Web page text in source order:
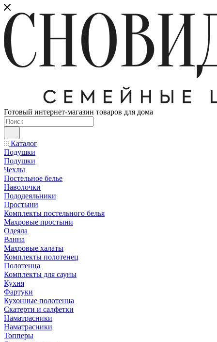
Готовый интернет-магазин товаров для дома
Каталог
Подушки
Подушки
Чехлы
Постельное белье
Наволочки
Пододеяльники
Простыни
Комплекты постельного белья
Махровые простыни
Одеяла
Ванна
Махровые халаты
Комплекты полотенец
Полотенца
Комплекты для сауны
Кухня
Фартуки
Кухонные полотенца
Скатерти и салфетки
Наматрасники
Наматрасники
Топперы